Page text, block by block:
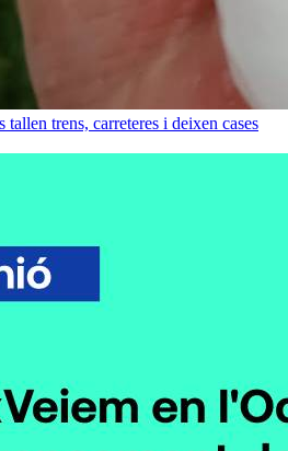
tallen trens, carreteres i deixen cases